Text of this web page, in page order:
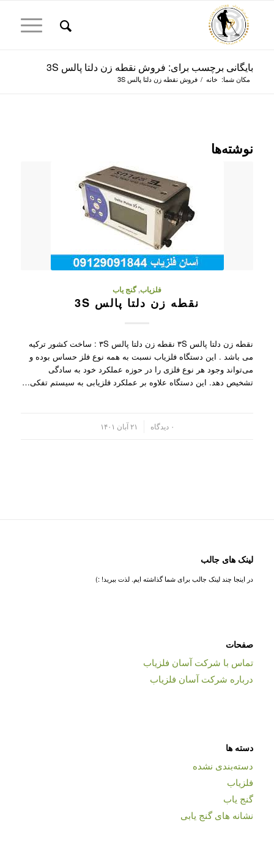
بایگانی برچسب برای: فروش نقطه زن دلتا پالس 3S
مکان شما: خانه / فروش نقطه زن دلتا پالس 3S
نوشته‌ها
فلزیاب,گنج یاب
نقطه زن دلتا پالس 3S
نقطه زن دلتا پالس ۳S نقطه زن دلتا پالس ۳S : ساخت کشور ترکیه
می باشد . این دستگاه فلزیاب نسبت به همه نوع فلز حساس بوده و
می‌تواند وجود هر نوع فلزی را در حوزه عملکرد خود به سادگی
تشخیص دهد. این دستگاه علاوه بر عملکرد فلزیابی به سیستم تفکی…
۰ دیدگاه ۲۱ آبان ۱۴۰۱
لینک های جالب
در اینجا چند لینک جالب برای شما گذاشته ایم. لذت ببرید! :)
صفحات
تماس با شرکت آسان فلزیاب
درباره شرکت آسان فلزیاب
دسته ها
دسته‌بندی نشده
فلزیاب
گنج یاب
نشانه های گنج یابی